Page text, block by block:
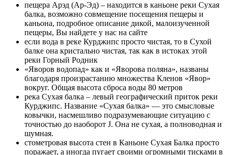
пещера Арэд (Ар-Эд) – находится в каньоне реки Сухая
балка, возможно совмещение посещения пещеры и
каньона, подробное описание дикой, малоизученной
пещеры, Вы найдете у нас на сайте
если вода в реке Курджипс просто чистая, то в Сухой
балке она кристально чистая, так как в истоках этой
реки Горный Родник
«Яворов водопад» как и «Яворова поляна», названы
благодаря произрастанию множества Кленов «Явор»
вокруг. Общая высота сброса воды 80 метров
река Сухая балка – левый географический приток реки
Курджипс. Название «Сухая балка» — это смысловые
ковычки, насмешливо подразумевающие ситуацию с
точностью до наоборот J. Она не сухая, а полноводная и
шумная.
стометровая высота стен в Каньоне Сухая Балка просто
поражает, а иногда пугает своими огромными тисками в